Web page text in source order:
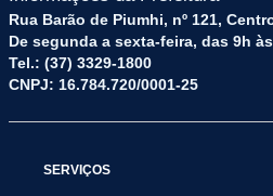
Rua Barão de Piumhi, nº 121,
De segunda a sexta-feira, das 9h
Tel.: (37) 3329-1800
CNPJ: 16.784.720/0001-25
SERVIÇOS